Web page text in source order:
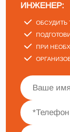
ИНЖЕНЕР:
ОБСУДИТЬ
ПРИ